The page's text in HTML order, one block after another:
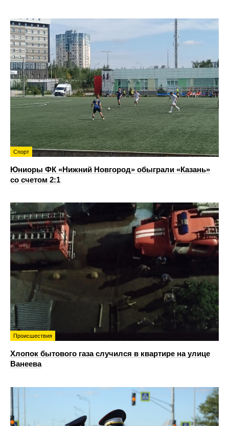
Спорт
Юниоры ФК «Нижний Новгород» обыграли «Казань»
со счетом 2:1
Происшествия
Хлопок бытового газа случился в квартире на улице
Ванеева